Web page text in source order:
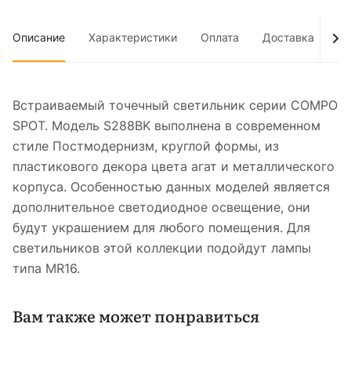
Описание Характеристики Оплата Доставка
Встраиваемый точечный светильник серии COMPO
SPOT. Модель S288BK выполнена в современном
стиле Постмодернизм, круглой формы, из
пластикового декора цвета агат и металлического
корпуса. Особенностью данных моделей является
дополнительное светодиодное освещение, они
будут украшением для любого помещения. Для
светильников этой коллекции подойдут лампы
типа MR16.
Вам также может понравиться